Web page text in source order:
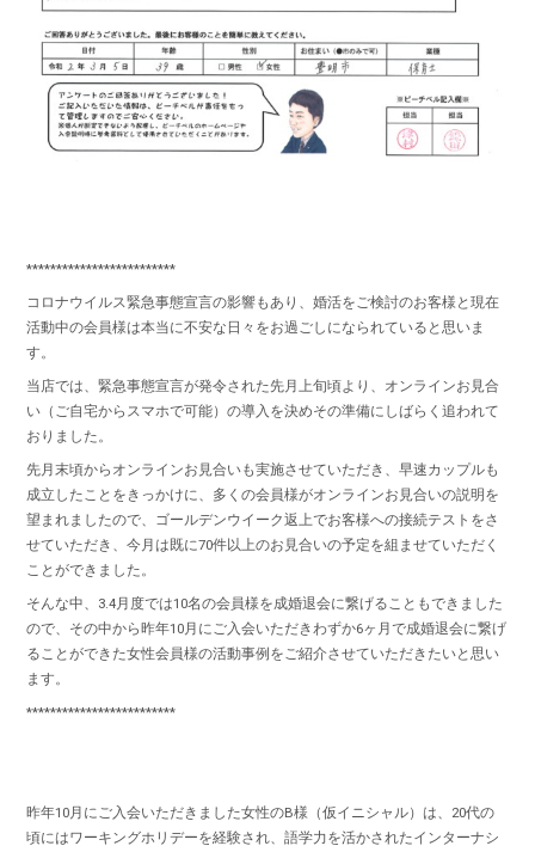
*************************
コロナウイルス緊急事態宣言の影響もあり、婚活をご検討のお客様と現在
活動中の会員様は本当に不安な日々をお過ごしになられていると思いま
す。
当店では、緊急事態宣言が発令された先月上旬頃より、オンラインお見合
い（ご自宅からスマホで可能）の導入を決めその準備にしばらく追われて
おりました。
先月末頃からオンラインお見合いも実施させていただき、早速カップルも
成立したことをきっかけに、多くの会員様がオンラインお見合いの説明を
望まれましたので、ゴールデンウイーク返上でお客様への接続テストをさ
せていただき、今月は既に70件以上のお見合いの予定を組ませていただく
ことができました。
そんな中、3.4月度では10名の会員様を成婚退会に繋げることもできました
ので、その中から昨年10月にご入会いただきわずか6ヶ月で成婚退会に繋げ
ることができた女性会員様の活動事例をご紹介させていただきたいと思い
ます。
*************************
昨年10月にご入会いただきました女性のB様（仮イニシャル）は、20代の
頃にはワーキングホリデーを経験され、語学力を活かされたインターナシ